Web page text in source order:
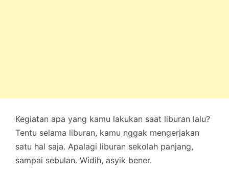
Kegiatan apa yang kamu lakukan saat liburan lalu?
Tentu selama liburan, kamu nggak mengerjakan
satu hal saja. Apalagi liburan sekolah panjang,
sampai sebulan. Widih, asyik bener.